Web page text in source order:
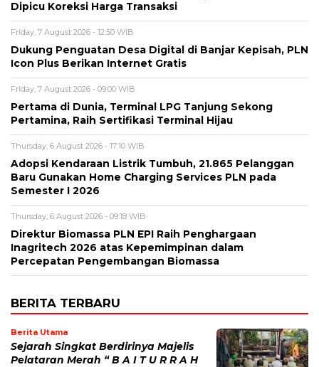
Dipicu Koreksi Harga Transaksi
Friday, 7 August 2026 - 12:50 WIB
Dukung Penguatan Desa Digital di Banjar Kepisah, PLN
Icon Plus Berikan Internet Gratis
Friday, 7 August 2026 - 09:00 WIB
Pertama di Dunia, Terminal LPG Tanjung Sekong
Pertamina, Raih Sertifikasi Terminal Hijau
Thursday, 6 August 2026 - 17:10 WIB
Adopsi Kendaraan Listrik Tumbuh, 21.865 Pelanggan
Baru Gunakan Home Charging Services PLN pada
Semester I 2026
Thursday, 6 August 2026 - 09:18 WIB
Direktur Biomassa PLN EPI Raih Penghargaan
Inagritech 2026 atas Kepemimpinan dalam
Percepatan Pengembangan Biomassa
BERITA TERBARU
Berita Utama
Sejarah Singkat Berdirinya Majelis
Pelataran Merah “ B A I T U R R A H